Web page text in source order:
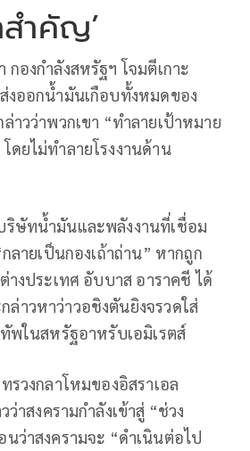
สำคัญ’
องกำลังสหรัฐฯ โจมตีเกาะ
งออกน้ำมันเกือบทั้งหมดของ
าวว่าพวกเขา “ทำลายเป้าหมาย
ดยไม่ทำลายโรงงานด้าน
ริษัทน้ำมันและพลังงานที่เชื่อม
ลายเป็นกองเถ้าถ่าน” หากถูก
างประเทศ อับบาส อาราคชี ได้
ล่าวหาว่าวอชิงตันยิงจรวดใส่
พในสหรัฐอาหรับเอมิเรตส์
รวงกลาโหมของอิสราเอล
ว่าสงครามกำลังเข้าสู่ “ช่วง
นว่าสงครามจะ “ดำเนินต่อไป